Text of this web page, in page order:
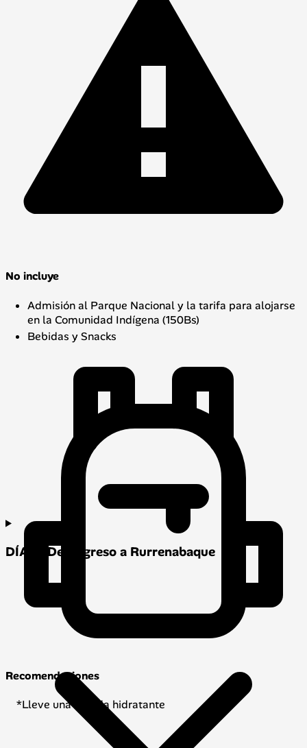
No incluye
Admisión al Parque Nacional y la tarifa para alojarse
en la Comunidad Indígena (150Bs)
Bebidas y Snacks
Recomendaciones
*Lleve una bebida hidratante
DÍA 2: De Regreso a Rurrenabaque